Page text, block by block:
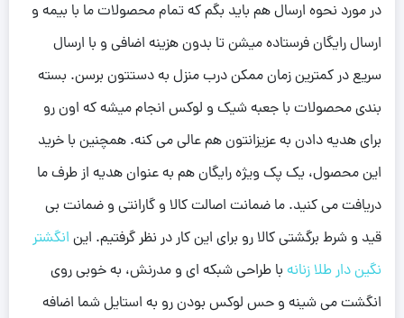
در مورد نحوه ارسال هم باید بگم که تمام محصولات ما با بیمه و
ارسال رایگان فرستاده میشن تا بدون هزینه اضافی و با ارسال
سریع در کمترین زمان ممکن درب منزل به دستتون برسن. بسته
بندی محصولات با جعبه شیک و لوکس انجام میشه که اون رو
برای هدیه دادن به عزیزانتون هم عالی می کنه. همچنین با خرید
این محصول، یک پک ویژه رایگان هم به عنوان هدیه از طرف ما
دریافت می کنید. ما ضمانت اصالت کالا و گارانتی و ضمانت بی
قید و شرط برگشتی کالا رو برای این کار در نظر گرفتیم. این انگشتر
نگین دار طلا زنانه با طراحی شبکه ای و مدرنش، به خوبی روی
انگشت می شینه و حس لوکس بودن رو به استایل شما اضافه